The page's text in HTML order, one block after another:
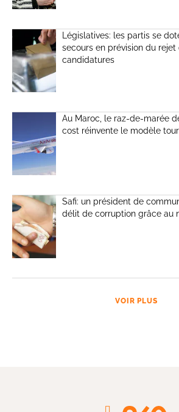
Législatives: les partis se
secours en prévision du
candidatures
Au Maroc, le raz-de-marée
cost réinvente le modèle
Safi: un président de
délit de corruption grâce au
VOIR PLUS